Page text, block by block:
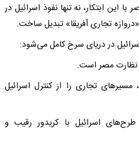
این ابتکار، نه تنها نفوذ اسرائیل در
تجاری آفریقا» تبدیل ساخت.
در دریای سرخ کامل می‌شود:
نظارت مصر است.
مسیرهای تجاری را از کنترل اسرائیل
اسرائیل با کریدور رقیب و